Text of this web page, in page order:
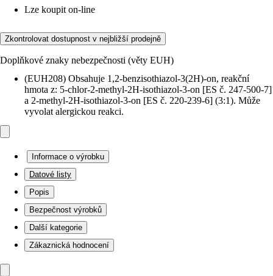
Lze koupit on-line
Zkontrolovat dostupnost v nejbližší prodejně
Doplňkové znaky nebezpečnosti (věty EUH)
(EUH208) Obsahuje 1,2-benzisothiazol-3(2H)-on, reakční
hmota z: 5-chlor-2-methyl-2H-isothiazol-3-on [ES č. 247-500-7]
a 2-methyl-2H-isothiazol-3-on [ES č. 220-239-6] (3:1). Může
vyvolat alergickou reakci.
Informace o výrobku
Datové listy
Popis
Bezpečnost výrobků
Další kategorie
Zákaznická hodnocení